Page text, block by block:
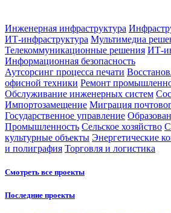
Инженерная инфраструктура
ИТ-инфраструктура Мультимедиа
Телекоммуникационные решения ИТ-
Информационная безопасность
Аутсорсинг процесса печати
офисной техники Ремонт
Обслуживание инженерных систем
Импортозамещение Миграция
Государственное управление
Промышленность Сельское хозяйство
культурные объекты Энергетические
и полиграфия Торговля и логистика
Смотреть все проекты
Последние проекты